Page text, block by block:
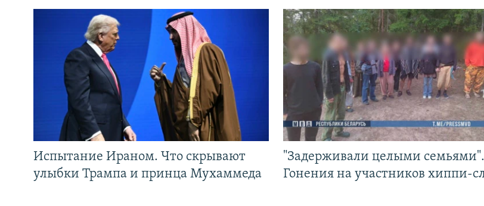
Испытание Ираном. Что скрывают
улыбки Трампа и принца Мухаммеда
"Задерживали целыми семьями".
Гонения на участников хиппи-